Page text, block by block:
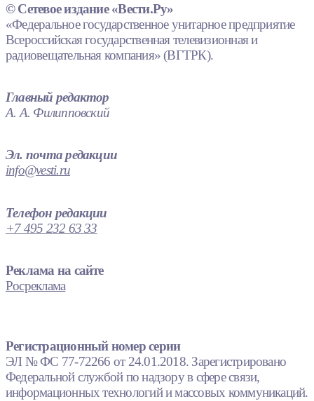
© Сетевое издание «Вести.Ру»
«Федеральное государственное унитарное предприятие
Всероссийская государственная телевизионная и
радиовещательная компания» (ВГТРК).
Главный редактор
А. А. Филипповский
Эл. почта редакции
info@vesti.ru
Телефон редакции
+7 495 232 63 33
Реклама на сайте
Росреклама
Регистрационный номер серии
ЭЛ № ФС 77-72266 от 24.01.2018. Зарегистрировано
Федеральной службой по надзору в сфере связи,
информационных технологий и массовых коммуникаций.